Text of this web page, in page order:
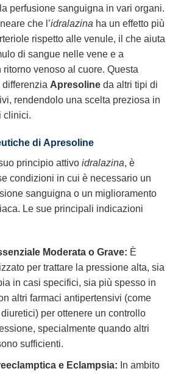
perfusione sanguigna in vari organi.
che l’idralazina ha un effetto più
rispetto alle venule, il che aiuta
di sangue nelle vene e a
ritorno venoso al cuore. Questa
differenzia Apresoline da altri tipi di
rendendolo una scelta preziosa in
clinici.
di Apresoline
principio attivo idralazina, è
condizioni in cui è necessario un
sanguigna o un miglioramento
Le sue principali indicazioni
Moderata o Grave: È
per trattare la pressione alta, sia
in casi specifici, sia più spesso in
altri farmaci antipertensivi (come
per ottenere un controllo
specialmente quando altri
sufficienti.
e Eclampsia: In ambito